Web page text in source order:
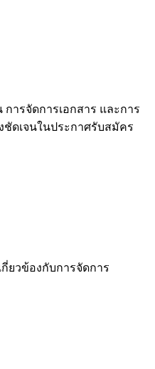
ารจัดการเอกสาร และการ
ดเจนในประกาศรับสมัคร
ยวข้องกับการจัดการ